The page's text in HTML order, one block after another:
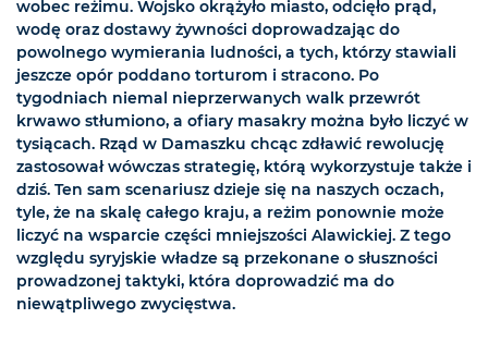
wobec reżimu. Wojsko okrążyło miasto, odcięło prąd,
wodę oraz dostawy żywności doprowadzając do
powolnego wymierania ludności, a tych, którzy stawiali
jeszcze opór poddano torturom i stracono. Po
tygodniach niemal nieprzerwanych walk przewrót
krwawo stłumiono, a ofiary masakry można było liczyć w
tysiącach. Rząd w Damaszku chcąc zdławić rewolucję
zastosował wówczas strategię, którą wykorzystuje także i
dziś. Ten sam scenariusz dzieje się na naszych oczach,
tyle, że na skalę całego kraju, a reżim ponownie może
liczyć na wsparcie części mniejszości Alawickiej. Z tego
względu syryjskie władze są przekonane o słuszności
prowadzonej taktyki, która doprowadzić ma do
niewątpliwego zwycięstwa.